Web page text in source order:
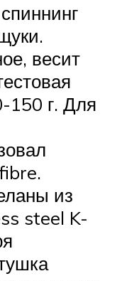
весит
150 г. Для
из
steel K-